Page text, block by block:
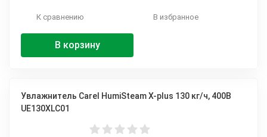
К сравнению В избранное
В корзину
Увлажнитель Carel HumiSteam X-plus 130 кг/ч, 400В
UE130XLC01